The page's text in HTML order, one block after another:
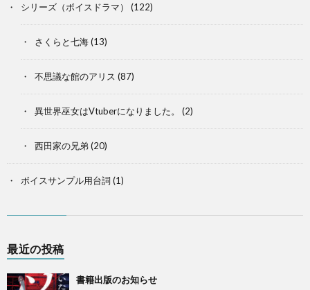
シリーズ（ボイスドラマ） (122)
さくらと七海(13)
不思議な館のアリス (87)
異世界巫女はVtuberになりました。 (2)
西田家の兄弟(20)
ボイスサンプル用台詞 (1)
最近の投稿
書籍出版のお知らせ